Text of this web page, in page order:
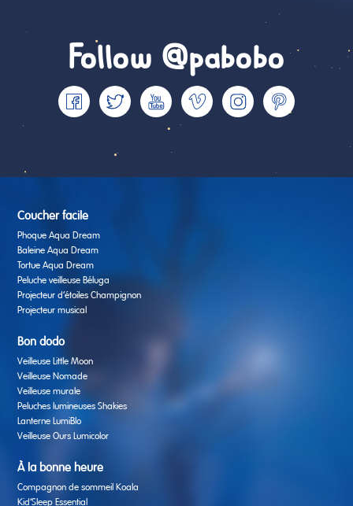
Follow @pabobo
Coucher facile
Phoque Aqua Dream
Baleine Aqua Dream
Tortue Aqua Dream
Peluche veilleuse Béluga
Projecteur d’étoiles Champignon
Projecteur musical
Bon dodo
Veilleuse Little Moon
Veilleuse Nomade
Veilleuse murale
Peluches lumineuses Shakies
Lanterne LumiBlo
Veilleuse Ours Lumicolor
À la bonne heure
Compagnon de sommeil Koala
Kid’Sleep Essential